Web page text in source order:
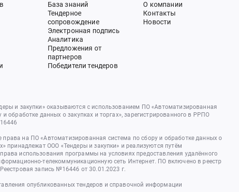
База знаний
Тендерное
сопровождение
Электронная подпись
Аналитика
Предложения от
партнеров
Победители тендеров
О компании
Контакты
Новости
и закупки» оказываются с использованием ПО «Автоматизированная
и обработке данных о закупках и торгах», зарегистрированного в РРПО
права на ПО «Автоматизированная система по сбору и обработке данных о
принадлежат ООО «Тендеры и закупки» и реализуются путём
использования программы на условиях предоставления удалённого
телекоммуникационную сеть Интернет. ПО включено в реестр
запись №16446 от 30.01.2023 г.
опубликованных тендеров и справочной информации